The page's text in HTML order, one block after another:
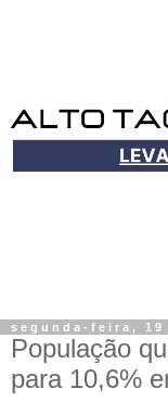
segunda-feira, 19
População
para 10,6%